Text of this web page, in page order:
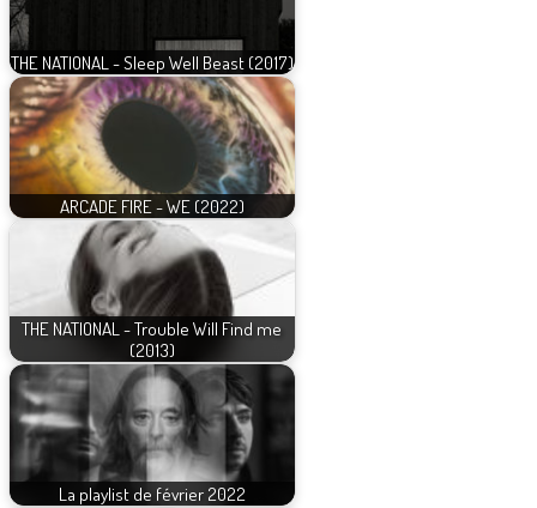
THE NATIONAL - Sleep Well Beast (2017)
ARCADE FIRE - WE (2022)
THE NATIONAL - Trouble Will Find me
(2013)
La playlist de février 2022